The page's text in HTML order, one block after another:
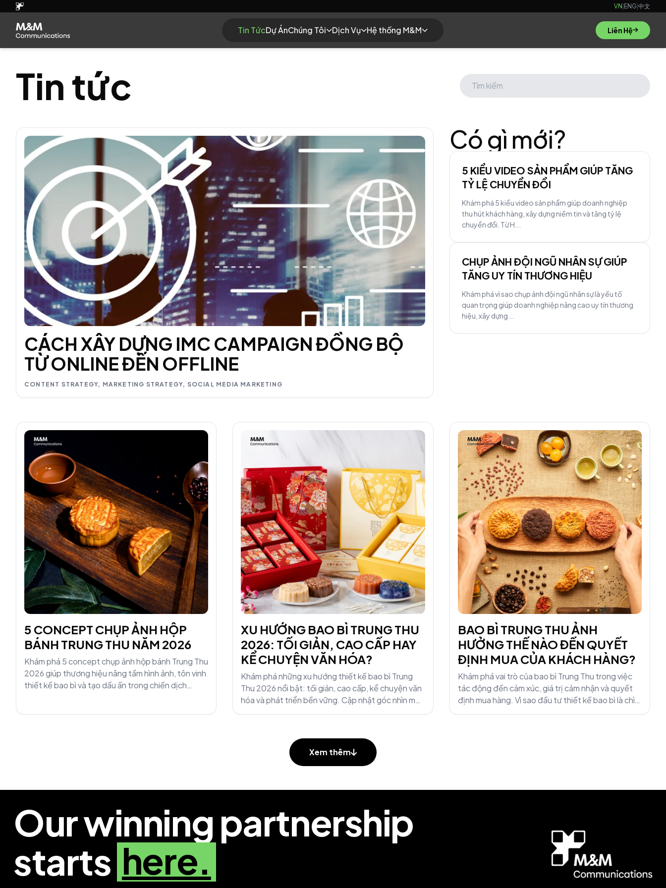
VN|ENG|中文
Tin TứcDự ÁnChúng Tôi Dịch Vụ Hệ thống M&M Liên Hệ
Tin tức
CÁCH XÂY DỰNG IMC CAMPAIGN ĐỒNG BỘ
TỪ ONLINE ĐẾN OFFLINE
CONTENT STRATEGY, MARKETING STRATEGY, SOCIAL MEDIA MARKETING
Có gì mới?
5 KIỂU VIDEO SẢN PHẨM GIÚP TĂNG
TỶ LỆ CHUYỂN ĐỔI
Khám phá 5 kiểu video sản phẩm giúp doanh nghiệp
thu hút khách hàng, xây dựng niềm tin và tăng tỷ lệ
chuyển đổi. Từ H...
CHỤP ẢNH ĐỘI NGŨ NHÂN SỰ GIÚP
TĂNG UY TÍN THƯƠNG HIỆU
Khám phá vì sao chụp ảnh đội ngũ nhân sự là yếu tố
quan trọng giúp doanh nghiệp nâng cao uy tín thương
hiệu, xây dựng...
5 CONCEPT CHỤP ẢNH HỘP
BÁNH TRUNG THU NĂM 2026
Khám phá 5 concept chụp ảnh hộp bánh Trung Thu
2026 giúp thương hiệu nâng tầm hình ảnh, tôn vinh
thiết kế bao bì và tạo dấu ấn trong chiến dịch
XU HƯỚNG BAO BÌ TRUNG THU
2026: TỐI GIẢN, CAO CẤP HAY
KỂ CHUYỆN VĂN HÓA?
Khám phá những xu hướng thiết kế bao bì Trung
Thu 2026 nổi bật: tối giản, cao cấp, kể chuyện văn
hóa và phát triển bền vững. Cập nhật góc nhìn mới
nhất từ M&M Communications.
BAO BÌ TRUNG THU ẢNH
HƯỞNG THẾ NÀO ĐẾN QUYẾT
ĐỊNH MUA CỦA KHÁCH HÀNG?
Khám phá vai trò của bao bì Trung Thu trong việc
tác động đến cảm xúc, giá trị cảm nhận và quyết
định mua hàng. Vì sao đầu tư thiết kế bao bì là chìa
khóa thành công của thương hiệu?
Xem thêm
Our winning partnership
starts here.